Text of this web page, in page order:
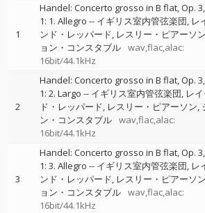
1
Handel: Concerto grosso in B flat, Op.
1: 1. Allegro -- イギリス室内管弦楽団 レ
ンド・レッパード レスリー・ピアーソン
ョン・コンスタブル wav,flac,alac:
16bit/44.1kHz
2
Handel: Concerto grosso in B flat, Op.
1: 2. Largo -- イギリス室内管弦楽団 レ
ド・レッパード レスリー・ピアーソン
ン・コンスタブル wav,flac,alac:
16bit/44.1kHz
3
Handel: Concerto grosso in B flat, Op.
1: 3. Allegro -- イギリス室内管弦楽団 レ
ンド・レッパード レスリー・ピアーソン
ョン・コンスタブル wav,flac,alac:
16bit/44.1kHz